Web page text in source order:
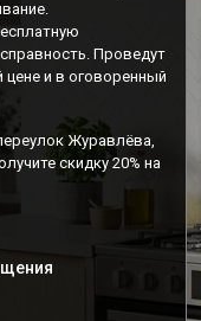
Проведут
и в оговоренный
Журавлёва,
скидку 20% на